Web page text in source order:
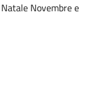
Novembre e